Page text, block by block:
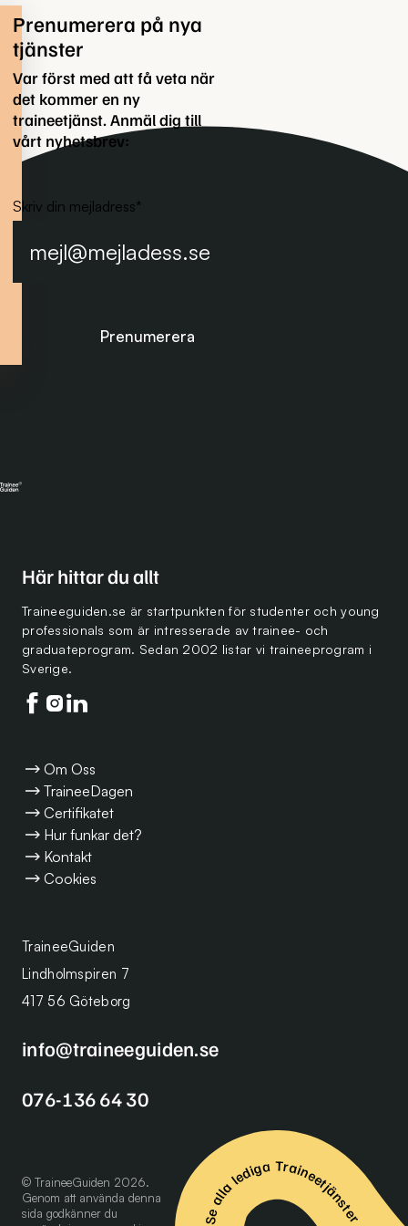
Prenumerera på nya
tjänster
Var först med att få veta när
det kommer en ny
traineetjänst. Anmäl dig till
vårt nyhetsbrev:
Skriv din mejladress*
Här hittar du allt
Traineeguiden.se är startpunkten för studenter och young
professionals som är intresserade av trainee- och
graduateprogram. Sedan 2002 listar vi traineeprogram i
Sverige.
Följ oss på facebook
Följ oss på instagram
Följ oss på linkedin
TraineeGuiden
Lindholmspiren 7
417 56 Göteborg
info@traineeguiden.se
076-136 64 30
Om Oss
TraineeDagen
Certifikatet
Hur funkar det?
Kontakt
Cookies
© TraineeGuiden 2026.
Genom att använda denna
sida godkänner du
Se alla lediga Traineetjänster